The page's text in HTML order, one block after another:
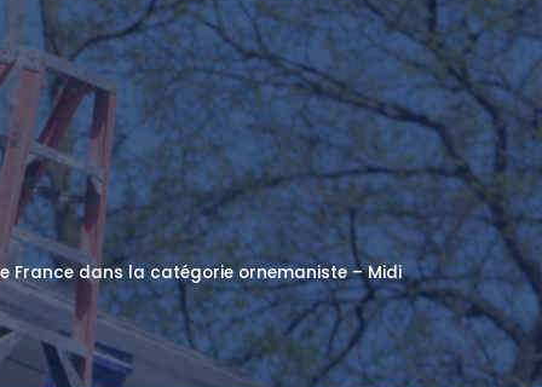
France dans la catégorie ornemaniste – Midi